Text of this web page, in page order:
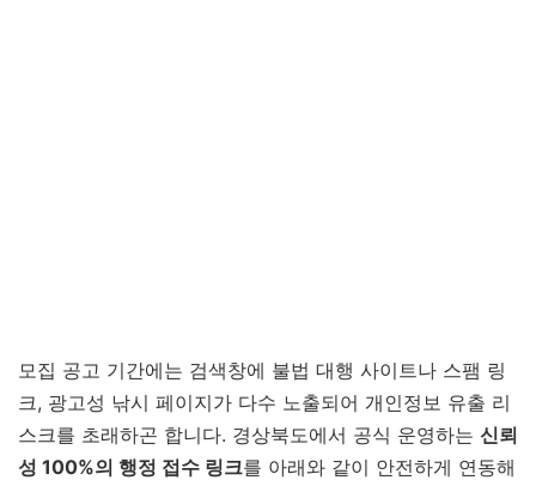
모집 공고 기간에는 검색창에 불법 대행 사이트나 스팸 링
크, 광고성 낚시 페이지가 다수 노출되어 개인정보 유출 리
스크를 초래하곤 합니다. 경상북도에서 공식 운영하는 신뢰
성 100%의 행정 접수 링크를 아래와 같이 안전하게 연동해